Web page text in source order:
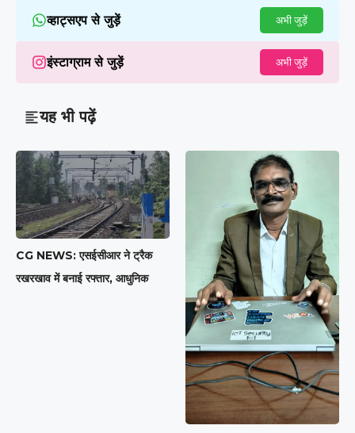
व्हाट्सएप से जुड़ें अभी जुड़ें
इंस्टाग्राम से जुड़ें अभी जुड़ें
यह भी पढ़ें
CG NEWS: एसईसीआर ने ट्रैक
रखरखाव में बनाई रफ्तार, आधुनिक